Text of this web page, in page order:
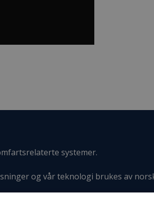
systemer.
og vår teknologi brukes av